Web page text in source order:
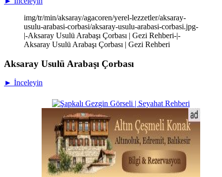
img/tr/min/aksaray/agacoren/yerel-lezzetler/aksaray-
usulu-arabasi-corbasi/aksaray-usulu-arabasi-corbasi.jpg-
|-Aksaray Usulü Arabaşı Çorbası | Gezi Rehberi-|-
Aksaray Usulü Arabaşı Çorbası | Gezi Rehberi
Aksaray Usulü Arabaşı Çorbası
► İnceleyin